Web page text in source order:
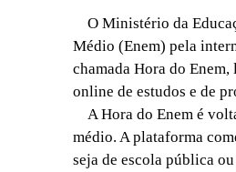
O Ministério da
Médio (Enem) pela
chamada Hora do
online de estudos e de
A Hora do Enem é
médio. A plataforma
seja de escola pública